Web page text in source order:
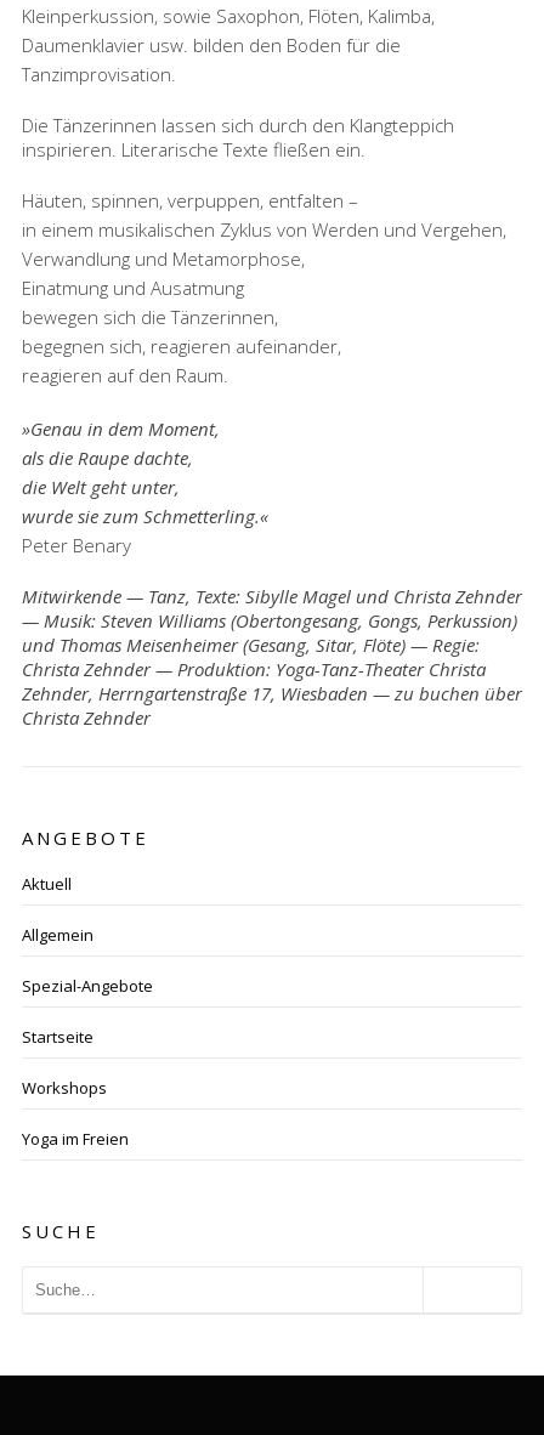
Kleinperkussion, sowie Saxophon, Flöten, Kalimba,
Daumenklavier usw. bilden den Boden für die
Tanzimprovisation.
Die Tänzerinnen lassen sich durch den Klangteppich
inspirieren. Literarische Texte fließen ein.
Häuten, spinnen, verpuppen, entfalten –
in einem musikalischen Zyklus von Werden und Vergehen,
Verwandlung und Metamorphose,
Einatmung und Ausatmung
bewegen sich die Tänzerinnen,
begegnen sich, reagieren aufeinander,
reagieren auf den Raum.
»Genau in dem Moment,
als die Raupe dachte,
die Welt geht unter,
wurde sie zum Schmetterling.«
Peter Benary
Mitwirkende — Tanz, Texte: Sibylle Magel und Christa Zehnder
— Musik: Steven Williams (Obertongesang, Gongs, Perkussion)
und Thomas Meisenheimer (Gesang, Sitar, Flöte) — Regie:
Christa Zehnder — Produktion: Yoga-Tanz-Theater Christa
Zehnder, Herrngartenstraße 17, Wiesbaden — zu buchen über
Christa Zehnder
ANGEBOTE
Aktuell
Allgemein
Spezial-Angebote
Startseite
Workshops
Yoga im Freien
SUCHE